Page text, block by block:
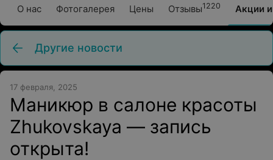
О нас Фотогалерея Цены Отзывы1220 Акции
Другие новости
17 февраля, 2025
Маникюр в салоне красоты
Zhukovskaya — запись
открыта!